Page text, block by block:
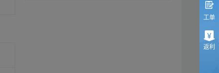
工单
返利